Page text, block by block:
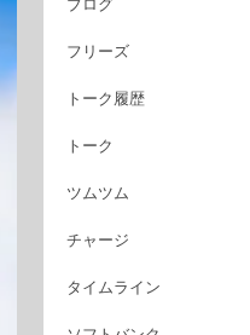
ブログ
フリーズ
トーク履歴
トーク
ツムツム
チャージ
タイムライン